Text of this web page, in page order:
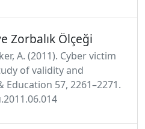
Zorbalık Ölçeği
A. (2011). Cyber victim
of validity and
57, 2261–2271.